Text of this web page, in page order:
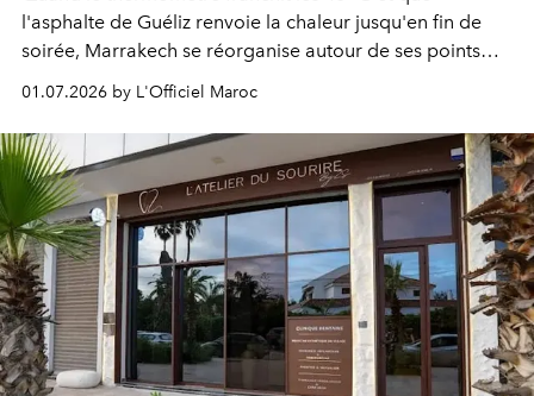
l'asphalte de Guéliz renvoie la chaleur jusqu'en fin de
soirée, Marrakech se réorganise autour de ses points
d'eau. À l'Hivernage, le Es Saadi Marrakech Resort ouvre
les portes de son parc de huit hectares et de sa piscine
lagon de 2 400 m² avec trois formules Palace Day Pass
qui permettent d'y passer la journée.
01.07.2026 by L'Officiel Maroc